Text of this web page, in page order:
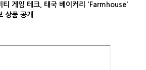
티 게임 테크, 태국 베이커리 'Farmhouse'
상품 공개